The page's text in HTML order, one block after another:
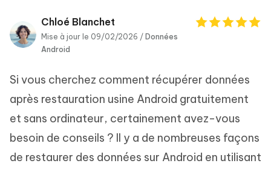
PDNob
PDF
Editor
New
iAnyGo
Chloé Blanchet
Mise à jour le 09/02/2026 / Données
Android
Si vous cherchez comment récupérer données
après restauration usine Android gratuitement
et sans ordinateur, certainement avez-vous
besoin de conseils ? Il y a de nombreuses façons
de restaurer des données sur Android en utilisant